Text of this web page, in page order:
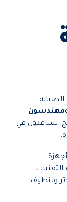
الصيانة
مهندسون
يساعدون في
وتنظيف